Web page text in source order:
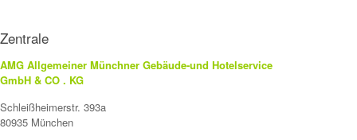
Zentrale
AMG Allgemeiner Münchner Gebäude-und Hotelservice
GmbH & CO . KG
Schleißheimerstr. 393a
80935 München